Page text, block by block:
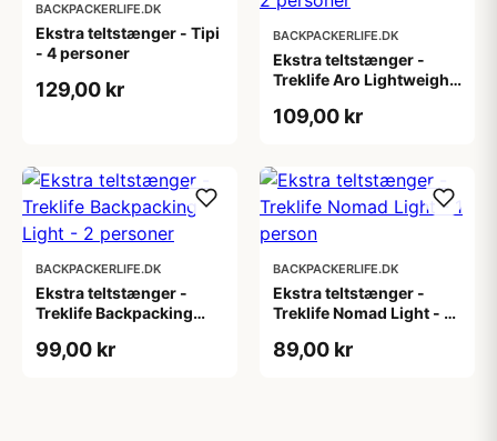
BACKPACKERLIFE.DK
Ekstra teltstænger - Tipi
- 4 personer
129,00 kr
BACKPACKERLIFE.DK
Ekstra teltstænger -
Treklife Aro Lightweight
109,00 kr
BACKPACKERLIFE.DK
Ekstra teltstænger -
Treklife Backpacking
99,00 kr
BACKPACKERLIFE.DK
Ekstra teltstænger -
Treklife Nomad Light - 1
89,00 kr